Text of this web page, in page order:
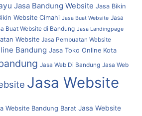
Jasa Bandung Website Jasa Bikin
Website Cimahi Jasa Buat Website Jasa
Buat Website di Bandung Jasa Landingpage
Website Jasa Pembuatan Website
Bandung Jasa Toko Online Kota
Jasa Web Di Bandung Jasa Web
Jasa Website
Website Bandung Barat Jasa Website